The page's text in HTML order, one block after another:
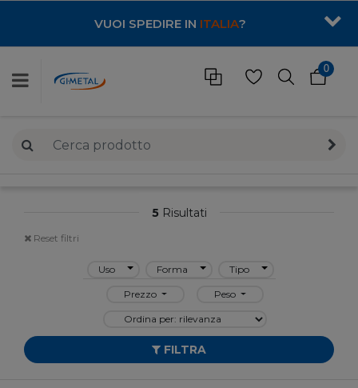
VUOI SPEDIRE IN ITALIA?
0
5 Risultati
Reset filtri
Uso Forma Tipo
Prezzo Peso
FILTRA